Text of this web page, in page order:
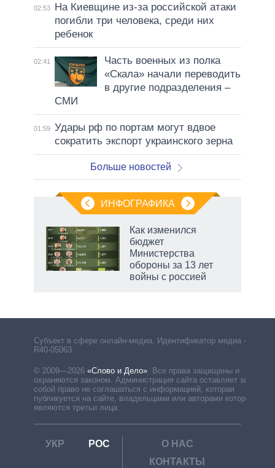
02:53
На Киевщине из-за российской атаки
погибли три человека, среди них
ребенок
02:41
Часть военных из полка
«Скала» начали переводить
в другие подразделения –
СМИ
01:59 Удары рф по портам могут вдвое
сократить экспорт украинского зерна
Больше новостей
ИНФОГРАФИКА
Как изменился
бюджет
Министерства
обороны за 13 лет
войны с россией
Субъект в сфере онлайн-медиа. Идентификатор медиа –
R40-05063
© 2009—2026 «Слово и Дело»
Все права защищены и
охраняются законом. Администрация сайта оставляет за
собой право не соглашаться с информацией, которая
публикуется на сайте, владельцами или авторами которой
являются третьи лица.
УКР РОС
О НАС
КОНТАКТЫ